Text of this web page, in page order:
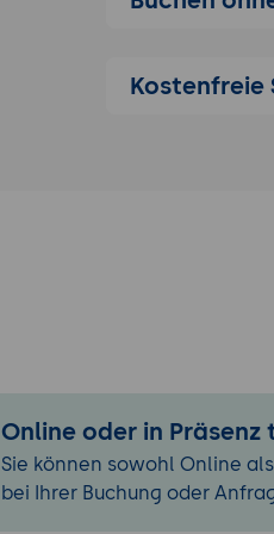
Workflow
Export und
Praktische
Lösung:
Ergebnis:
Kostenfreie
Online oder in Präsenz
Sie können sowohl Online
bei Ihrer Buchung oder